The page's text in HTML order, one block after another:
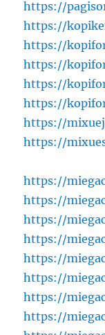
https://
https://
https://
https://
https://
https://
https://
https://
https://
https://
https://
https://
https://
https://
https://
https://